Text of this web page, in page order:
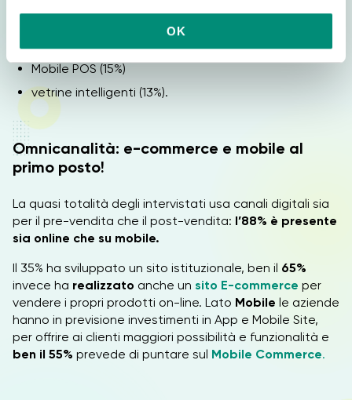
e
OK
totem e touchpoint (15%)
Mobile POS (15%)
vetrine intelligenti (13%).
Omnicanalità: e-commerce e mobile al
primo posto!
La quasi totalità degli intervistati usa canali digitali sia
per il pre-vendita che il post-vendita: l’88% è presente
sia online che su mobile.
Il 35% ha sviluppato un sito istituzionale, ben il 65%
invece ha realizzato anche un sito E-commerce per
vendere i propri prodotti on-line. Lato Mobile le aziende
hanno in previsione investimenti in App e Mobile Site,
per offrire ai clienti maggiori possibilità e funzionalità e
ben il 55% prevede di puntare sul Mobile Commerce.